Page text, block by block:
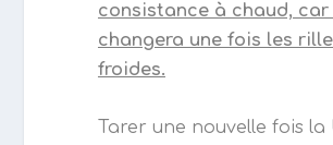
consistance à chaud, car
changera une fois les
froides.
Tarer une nouvelle fois la